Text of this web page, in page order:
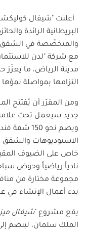
البريطانية الرائدة
والمتخصِّصة في الشقق
مع شركة "لدن
مدينة الرياض، ما
التزامها بمواصلة
ويضم نحو
الاستوديوهات والشقق
خاص على الضيوف
نادياً رياضياً وحوض
مجموعة مختارة من
بدء أعمال الإنشاء في عام
يقع مشروع "شيفال
الملك سلمان، لينضم